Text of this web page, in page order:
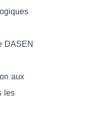
DASEN
aux
les